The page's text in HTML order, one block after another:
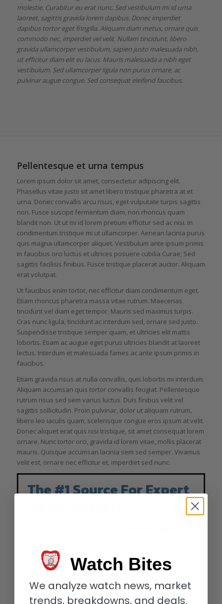
molestie. Curabitur eu erat nunc. Sed vestibulum mi id urna
laoreet, sagittis gravida lorem dapibus. Donec imperdiet
dapibus tortor eget fringilla. Aliquam diam metus, ornare quis
commodo nec, imperdiet vel velit. Nullam tincidunt, libero
gravida ullamcorper vestibulum, sapien justo malesuada nibh,
ut efficitur diam elit eu lacus. Mauris malesuada a nibh eget
vestibulum. Sed ullamcorper ligula non purus ornare, ac
pulvinar augue congue. Sed consequat eleifend faucibus.
Pellentesque et urna tempus
Lorem ipsum dolor sit amet, consectetur adipiscing elit.
Phasellus vitae justo sit amet libero tristique pharetra at et
urna. Donec convallis arcu risus, eget vulputate turpis sagittis
non. Fusce suscipit fermentum diam, non rhoncus quam
blandit non. Ut ut mi id lorem pretium efficitur sed ac nisi. In
condimentum tristique mi ut ullamcorper. Aenean lacinia purus
quis magna ullamcorper aliquet. Vestibulum ante ipsum primis
in faucibus orci luctus et ultrices posuere cubilia Curae; Sed
sagittis facilisis finibus. Fusce tristique placerat auctor. Aliquam
erat volutpat.
Ut faucibus enim tortor, nec efficitur diam condimentum eget.
Etiam rhoncus pharetra massa vitae rutrum. Maecenas
tincidunt vel diam eget tempor. Mauris sed maximus turpis.
Cras nunc ligula, tincidunt ac interdum sed, ornare sed justo.
Suspendisse tristique semper quam, et ultricies elit mattis
lobortis. Etiam ac augue eget purus ultricies blandit at laoreet
lectus. Interdum et malesuada fames ac ante ipsum primis in
faucibus.
Etiam gravida risus at nulla convallis, quis lobortis mi interdum.
Aliquam accumsan quis tortor convallis feugiat. Pellentesque
rutrum risus sed sem varius luctus. Duis finibus velit vel
sagittis sollicitudin. Proin pulvinar, dolor ut aliquam rutrum,
libero leo iaculis quam, scelerisque congue eros ipsum at velit.
Donec aliquet erat quis nisi tristique, sit amet consequat lorem
ornare. Nunc tortor orci, gravida id lorem vitae, mollis placerat
mauris. Quisque accumsan lacinia sem sed semper. Vivamus
velit est, ornare nec efficitur et, imperdiet sed nunc.
The #1 Source For Expert
week, read in
Join Free
Watch Bites
We analyze watch news, market
trends, breakdowns, and deals.